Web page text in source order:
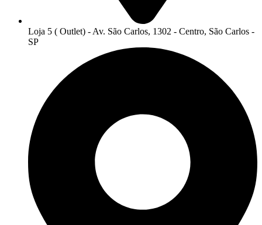
Loja 5 ( Outlet) - Av. São Carlos, 1302 - Centro, São Carlos -
SP